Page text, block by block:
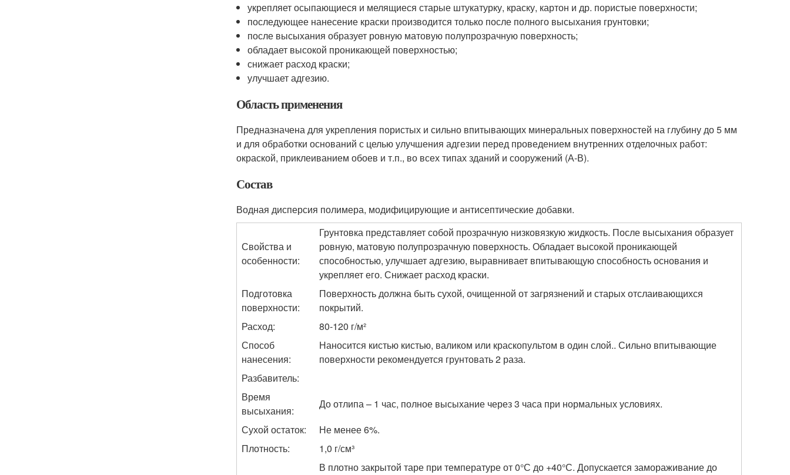
укрепляет осыпающиеся и мелящиеся старые штукатурку, краску, картон и др. пористые поверхности;
последующее нанесение краски производится только после полного высыхания грунтовки;
после высыхания образует ровную матовую полупрозрачную поверхность;
обладает высокой проникающей поверхностью;
снижает расход краски;
улучшает адгезию.
Область применения
Предназначена для укрепления пористых и сильно впитывающих минеральных поверхностей на глубину до 5 мм
и для обработки оснований с целью улучшения адгезии перед проведением внутренних отделочных работ:
окраской, приклеиванием обоев и т.п., во всех типах зданий и сооружений (А-В).
Состав
Водная дисперсия полимера, модифицирующие и антисептические добавки.
Свойства и
особенности:
Грунтовка представляет собой прозрачную низковязкую жидкость. После высыхания образует
ровную, матовую полупрозрачную поверхность. Обладает высокой проникающей
способностью, улучшает адгезию, выравнивает впитывающую способность основания и
укрепляет его. Снижает расход краски.
Подготовка
поверхности:
Поверхность должна быть сухой, очищенной от загрязнений и старых отслаивающихся
покрытий.
Расход:
80-120 г/м²
Способ
нанесения:
Наносится кистью кистью, валиком или краскопультом в один слой.. Сильно впитывающие
поверхности рекомендуется грунтовать 2 раза.
Разбавитель:
Время
высыхания:
До отлипа – 1 час, полное высыхание через 3 часа при нормальных условиях.
Сухой остаток:
Не менее 6%.
Плотность:
1,0 г/см³
В плотно закрытой таре при температуре от 0°С до +40°С. Допускается замораживание до